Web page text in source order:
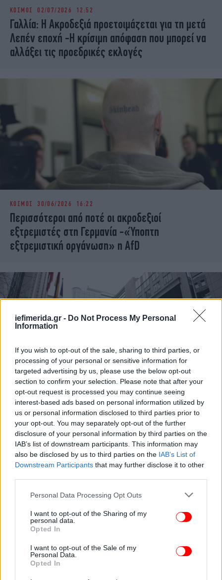
iefimerida.gr - Do Not Process My Personal
Information
If you wish to opt-out of the sale, sharing to third parties, or
processing of your personal or sensitive information for
targeted advertising by us, please use the below opt-out
section to confirm your selection. Please note that after your
opt-out request is processed you may continue seeing
interest-based ads based on personal information utilized by
us or personal information disclosed to third parties prior to
your opt-out. You may separately opt-out of the further
disclosure of your personal information by third parties on the
IAB’s list of downstream participants. This information may
also be disclosed by us to third parties on the IAB’s List of
Downstream Participants that may further disclose it to other
Please note that this website/app uses one or more Google
not limited to your visit or usage behaviour. You may click to
grant or deny consent to Google and its third-party tags to
use your data for below specified purposes in below Google
consent section.
Personal Data Processing Opt Outs
I want to opt-out of the Sharing of my
personal data.
Opted In
I want to opt-out of the Sale of my
Personal Data.
Opted In
ΚΟΣΜΟΣ 02/07/2026 12:52
Γαλλία: Η Ακροδεξιά προετοιμάζεται για τη μετά
Λεπέν εποχή -Η κρίσιμη απόφαση που μπορεί να
αλλάξει τις προεδρικές εκλογές
ΚΟΣΜΟΣ 30/06/2026 16:22
Περισσότεροι από ποτέ οι ακροδεξιοί
εξτρεμιστές στη Γερμανία -«Ύποπτη
εξτρεμιστική οργάνωση» η AfD
ΚΟΣΜΟΣ 29/06/2026 20:38
Ευρωβουλευτές ζητούν έρευνα σε βάρος της
ακροδεξιάς «Ευρώπης των Κυρίαρχων Εθνών»
για παραβίαση των αρχών της ΕΕ